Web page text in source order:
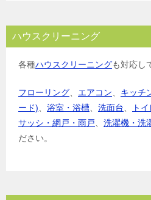
ハウスクリーニング
各種ハウスクリーニングも対応し
フローリング、 エアコン、 キッチ
ード)、 浴室・浴槽、 洗面台、 ト
サッシ・網戸・雨戸、 洗濯機・洗
ださい。